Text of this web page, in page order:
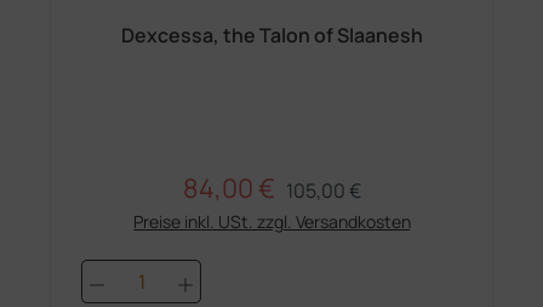
Dexcessa, the Talon of Slaanesh
Verkaufspreis:
84,00 € Regulärer Preis:
105,00 €
Preise inkl. USt. zzgl. Versandkosten
Produkt Anzahl: Gib den